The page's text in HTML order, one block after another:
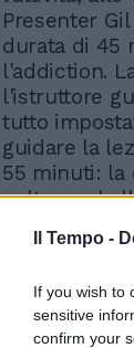
Il Tempo -
If you wish to
sensitive
confirm your
Presenter
durata di 45
l'addiction.
l'istruttore
tutto
guidare la
55 minuti: la
cultura e
voglia di
9.30 alle ore